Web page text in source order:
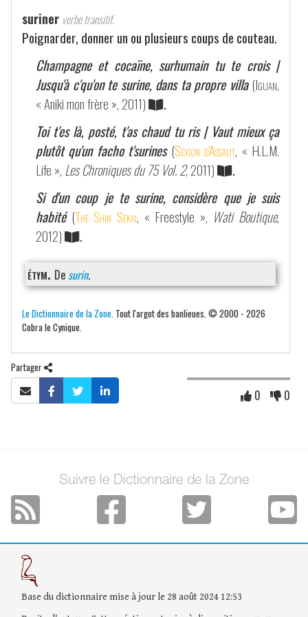
suriner verbe transitif.
Poignarder, donner un ou plusieurs coups de couteau.
Champagne et cocaïne, surhumain tu te crois |
Jusqu'à c'qu'on te surine, dans ta propre villa (Iguan,
« Aniki mon frère », 2011)
.
Toi t'es là, posté, t'as chaud tu ris | Vaut mieux ça
plutôt qu'un facho t'surines (Sexion d'Assaut, « H.L.M.
Life », Les Chroniques du 75 Vol. 2, 2011)
.
Si d'un coup je te surine, considère que je suis
habité (The Shin Sekai, « Freestyle », Wati Boutique,
2012)
.
étym. De surin.
Le Dictionnaire de la Zone . Tout l'argot des banlieues. © 2000 - 2026
Cobra le Cynique.
Partager
0 0
Suivre le Dictionnaire de la Zone
Base du dictionnaire mise à jour le 28 août 2024 12:53